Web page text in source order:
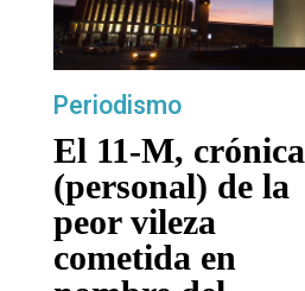
El 11-M, crónica
(personal) de la
peor vileza
cometida en
Periodismo